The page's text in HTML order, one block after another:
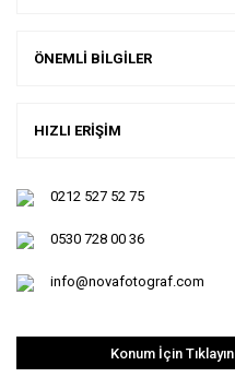
ÖNEMLİ BİLGİLER
HIZLI ERİŞİM
0212 527 52 75
0530 728 00 36
info@novafotograf.com
Konum İçin Tıklayın